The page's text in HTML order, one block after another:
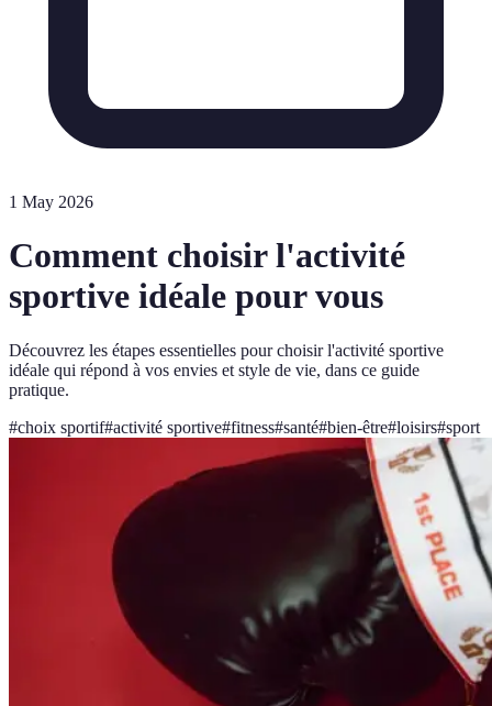
1 May 2026
Comment choisir l'activité
sportive idéale pour vous
Découvrez les étapes essentielles pour choisir l'activité sportive
idéale qui répond à vos envies et style de vie, dans ce guide
pratique.
#choix sportif#activité sportive#fitness#santé#bien-être#loisirs#sport